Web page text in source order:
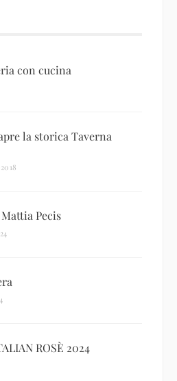
con cucina
la storica Taverna
Pecis
ROSÈ 2024